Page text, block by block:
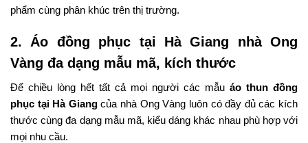
phẩm cùng phân khúc trên thị trường.
2. Áo đồng phục tại Hà Giang nhà Ong
Vàng đa dạng mẫu mã, kích thước
Để chiều lòng hết tất cả mọi người các mẫu áo thun đồng
phục tại Hà Giangcủa nhà Ong Vàng luôn có đầy đủ các kích
thước cùng đa dạng mẫu mã, kiểu dáng khác nhau phù hợp với
mọi nhu cầu.